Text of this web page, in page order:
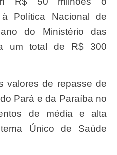
Política Nacional de
do Ministério das
um total de R$ 300
Pará e da Paraíba no
de média e alta
Único de Saúde